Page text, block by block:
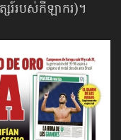
សរ៍​របស់​កីឡាករ)។